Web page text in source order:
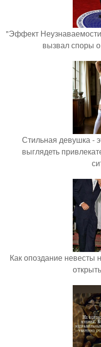
"Эффект
вызвал споры
Стильная девушка -
выглядеть
Как опоздание невесты